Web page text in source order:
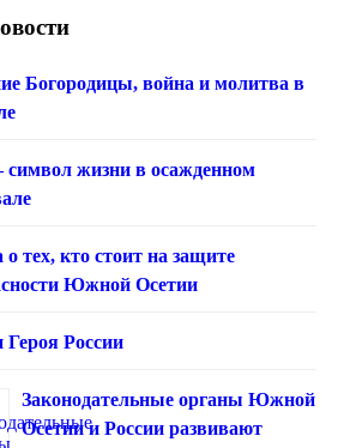
Богородицы, война и молитва в
символ жизни в осажденном
о тех, кто стоит на защите
Южной Осетии
России
Законодательные органы Южной
Осетии и России развивают